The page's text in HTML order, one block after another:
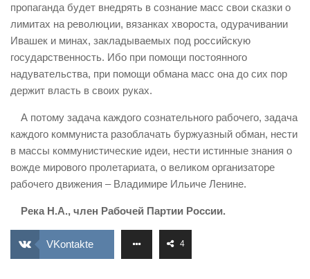
пропаганда будет внедрять в сознание масс свои сказки о
лимитах на революции, вязанках хвороста, одурачивании
Ивашек и минах, закладываемых под российскую
государственность. Ибо при помощи постоянного
надувательства, при помощи обмана масс она до сих пор
держит власть в своих руках.
А потому задача каждого сознательного рабочего, задача
каждого коммуниста разоблачать буржуазный обман, нести
в массы коммунистические идеи, нести истинные знания о
вожде мирового пролетариата, о великом организаторе
рабочего движения – Владимире Ильиче Ленине.
Река Н.А., член Рабочей Партии России.
VKontakte 4